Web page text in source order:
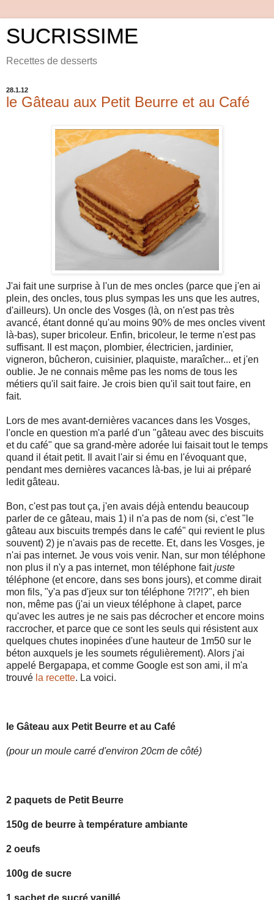
SUCRISSIME
Recettes de desserts
28.1.12
le Gâteau aux Petit Beurre et au Café
J'ai fait une surprise à l'un de mes oncles (parce que j'en ai
plein, des oncles, tous plus sympas les uns que les autres,
d'ailleurs). Un oncle des Vosges (là, on n'est pas très
avancé, étant donné qu'au moins 90% de mes oncles vivent
là-bas), super bricoleur. Enfin, bricoleur, le terme n'est pas
suffisant. Il est maçon, plombier, électricien, jardinier,
vigneron, bûcheron, cuisinier, plaquiste, maraîcher... et j'en
oublie. Je ne connais même pas les noms de tous les
métiers qu'il sait faire. Je crois bien qu'il sait tout faire, en
fait.
Lors de mes avant-dernières vacances dans les Vosges,
l'oncle en question m'a parlé d'un "gâteau avec des biscuits
et du café" que sa grand-mère adorée lui faisait tout le temps
quand il était petit. Il avait l'air si ému en l'évoquant que,
pendant mes dernières vacances là-bas, je lui ai préparé
ledit gâteau.
Bon, c'est pas tout ça, j'en avais déjà entendu beaucoup
parler de ce gâteau, mais 1) il n'a pas de nom (si, c'est "le
gâteau aux biscuits trempés dans le café" qui revient le plus
souvent) 2) je n'avais pas de recette. Et, dans les Vosges, je
n'ai pas internet. Je vous vois venir. Nan, sur mon téléphone
non plus il n'y a pas internet, mon téléphone faitjuste
téléphone (et encore, dans ses bons jours), et comme dirait
mon fils, "y'a pas d'jeux sur ton téléphone ?!?!?", eh bien
non, même pas (j'ai un vieux téléphone à clapet, parce
qu'avec les autres je ne sais pas décrocher et encore moins
raccrocher, et parce que ce sont les seuls qui résistent aux
quelques chutes inopinées d'une hauteur de 1m50 sur le
béton auxquels je les soumets régulièrement). Alors j'ai
appelé Bergapapa, et comme Google est son ami, il m'a
trouvé la recette. La voici.
le Gâteau aux Petit Beurre et au Café
(pour un moule carré d'environ 20cm de côté)
2 paquets de Petit Beurre
150g de beurre à température ambiante
2 oeufs
100g de sucre
1 sachet de sucré vanillé